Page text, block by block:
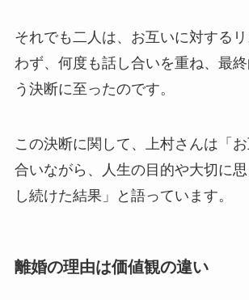
それでも二人は、お互いに対する
わず、何度も話し合いを重ね、最
う決断に至ったのです。
この決断に関して、上村さんは「
合いながら、人生の目的や大切に
し続けた結果」と語っています。
離婚の理由は価値観の違い